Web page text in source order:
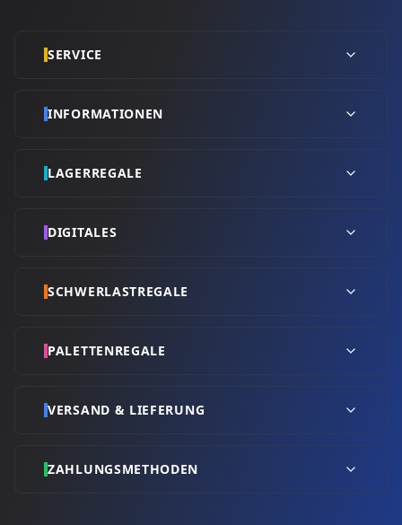
SERVICE
INFORMATIONEN
LAGERREGALE
DIGITALES
SCHWERLASTREGALE
PALETTENREGALE
VERSAND & LIEFERUNG
ZAHLUNGSMETHODEN